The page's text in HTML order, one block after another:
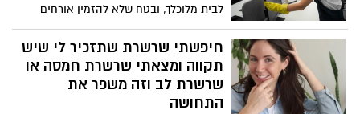
לבית מלוכלך, ובטח שלא להזמין אורחים
להתארח בסלון כאשר על הספה שלכם
כתמים שמנוניים ומראה ישן ובלוי. אך
לפעמים, למרות כל מאמצי הניקיון שלכם,
עדיין הבית שלכם נראה מלוכלך. וזה כמובן
פוגע במצב הרוח שלכם.
חיפשתי שרשרת שתזכיר לי שיש
תקווה ומצאתי שרשרת חמסה או
שרשרת לב וזה משפר את
התחושה